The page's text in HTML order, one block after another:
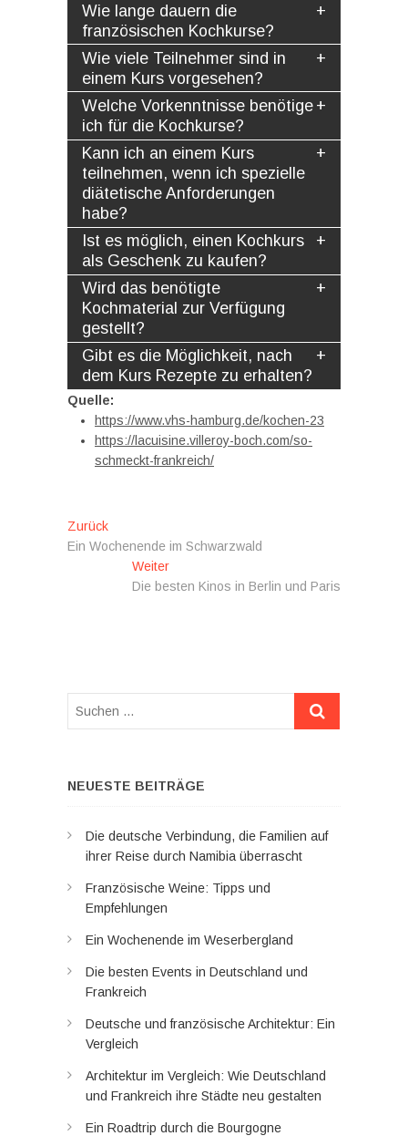
Wie lange dauern die
französischen Kochkurse?
Wie viele Teilnehmer sind in
einem Kurs vorgesehen?
Welche Vorkenntnisse benötige
ich für die Kochkurse?
Kann ich an einem Kurs
teilnehmen, wenn ich spezielle
diätetische Anforderungen
habe?
Ist es möglich, einen Kochkurs
als Geschenk zu kaufen?
Wird das benötigte
Kochmaterial zur Verfügung
gestellt?
Gibt es die Möglichkeit, nach
dem Kurs Rezepte zu erhalten?
Quelle:
https://www.vhs-hamburg.de/kochen-23
https://lacuisine.villeroy-boch.com/so-
schmeckt-frankreich/
Beitragsnavigation
ZurückVorheriger
Beitrag:
Ein Wochenende im Schwarzwald
WeiterNächster
Beitrag:
Die besten Kinos in Berlin und Paris
Suchen
NEUESTE BEITRÄGE
Die deutsche Verbindung, die Familien auf
ihrer Reise durch Namibia überrascht
Französische Weine: Tipps und
Empfehlungen
Ein Wochenende im Weserbergland
Die besten Events in Deutschland und
Frankreich
Deutsche und französische Architektur: Ein
Vergleich
Architektur im Vergleich: Wie Deutschland
und Frankreich ihre Städte neu gestalten
Ein Roadtrip durch die Bourgogne